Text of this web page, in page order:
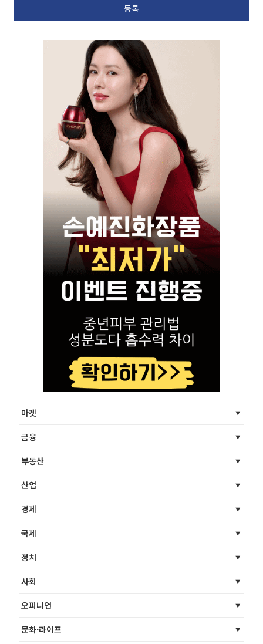
마켓
금융
부동산
산업
경제
국제
정치
사회
오피니언
문화·라이프